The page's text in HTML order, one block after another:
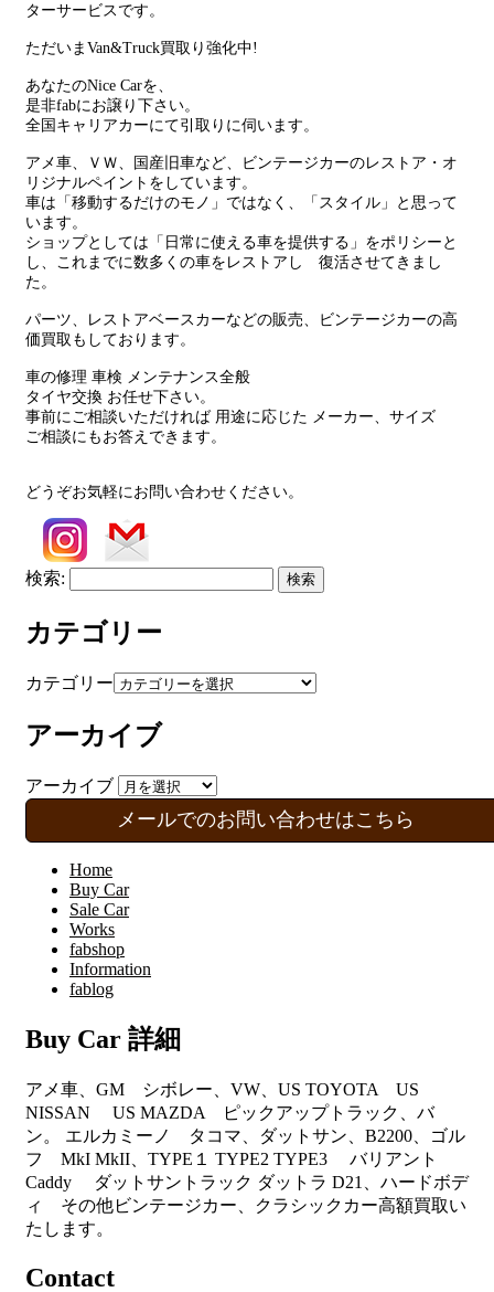
ターサービスです。
ただいまVan&Truck買取り強化中!
あなたのNice Carを、
是非fabにお譲り下さい。
全国キャリアカーにて引取りに伺います。
アメ車、ＶＷ、国産旧車など、ビンテージカーのレストア・オ
リジナルペイントをしています。
車は「移動するだけのモノ」ではなく、「スタイル」と思って
います。
ショップとしては「日常に使える車を提供する」をポリシーと
し、これまでに数多くの車をレストアし 復活させてきまし
た。
パーツ、レストアベースカーなどの販売、ビンテージカーの高
価買取もしております。
車の修理 車検 メンテナンス全般
タイヤ交換 お任せ下さい。
事前にご相談いただければ 用途に応じた メーカー、サイズ
ご相談にもお答えできます。
どうぞお気軽にお問い合わせください。
検索:
カテゴリー
カテゴリー
アーカイブ
アーカイブ
メールでのお問い合わせはこちら
Home
Buy Car
Sale Car
Works
fabshop
Information
fablog
Buy Car 詳細
アメ車、GM シボレー、VW、US TOYOTA US
NISSAN US MAZDA ピックアップトラック、バ
ン。 エルカミーノ タコマ、ダットサン、B2200、ゴル
フ MkI MkII、TYPE１ TYPE2 TYPE3 バリアント
Caddy ダットサントラック ダットラ D21、ハードボデ
ィ その他ビンテージカー、クラシックカー高額買取い
たします。
Contact